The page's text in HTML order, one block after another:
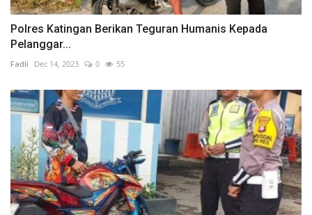
Polres Katingan Berikan Teguran Humanis Kepada
Pelanggar...
Fadli Dec 14, 2023 0 55